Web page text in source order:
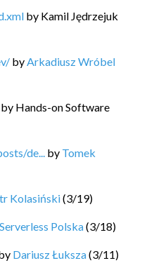
by Kamil Jędrzejuk
by Arkadiusz Wróbel
by Hands-on Software
de... by Tomek
Kolasiński(3/19)
Serverless Polska(3/18)
Dariusz Łuksza(3/11)